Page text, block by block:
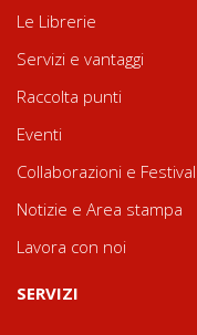
Le Librerie
Servizi e vantaggi
Raccolta punti
Eventi
Collaborazioni e Festival
Notizie e Area stampa
Lavora con noi
SERVIZI